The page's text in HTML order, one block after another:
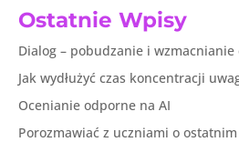
Ostatnie Wpisy
Dialog – pobudzanie i
Jak wydłużyć czas koncentracji
Ocenianie odporne na AI
Porozmawiać z uczniami o